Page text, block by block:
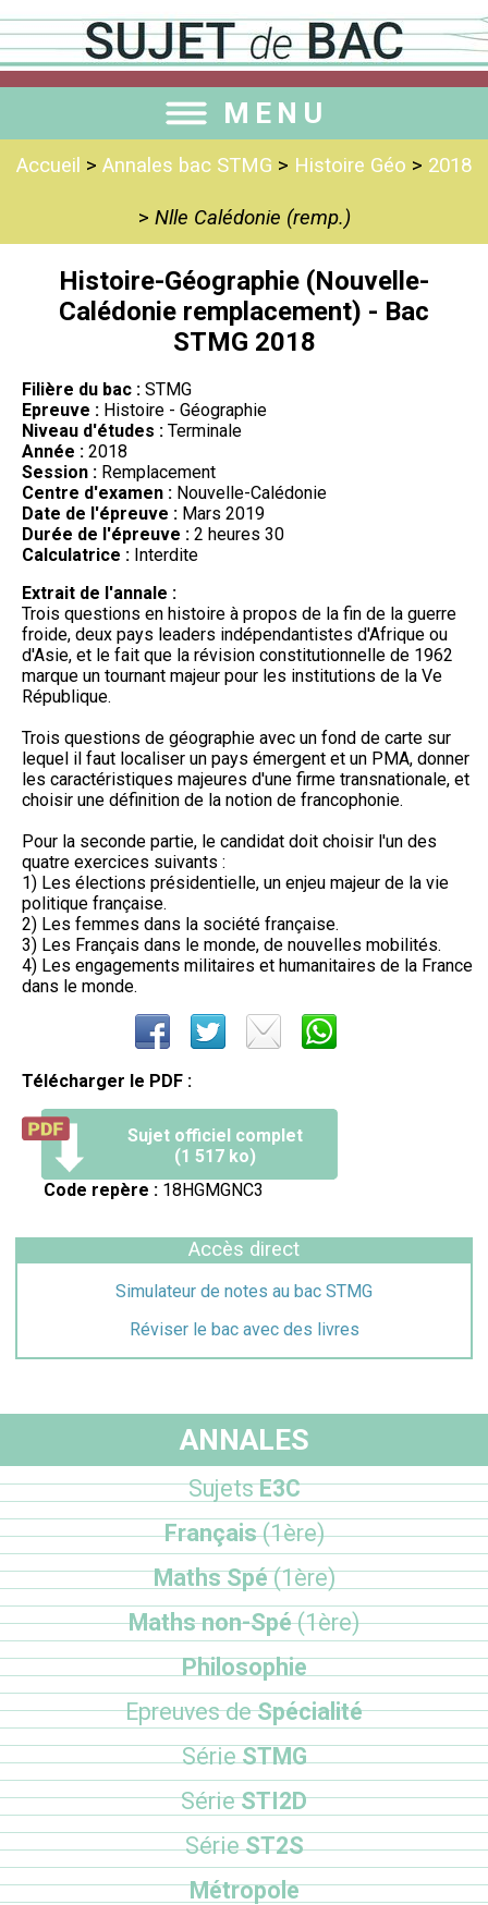
MENU
Accueil > Annales bac STMG > Histoire Géo > 2018
> Nlle Calédonie (remp.)
Histoire-Géographie (Nouvelle-
Calédonie remplacement) - Bac
STMG 2018
Filière du bac : STMG
Epreuve : Histoire - Géographie
Niveau d'études : Terminale
Année : 2018
Session : Remplacement
Centre d'examen : Nouvelle-Calédonie
Date de l'épreuve : Mars 2019
Durée de l'épreuve : 2 heures 30
Calculatrice : Interdite
Extrait de l'annale :
Trois questions en histoire à propos de la fin de la guerre
froide, deux pays leaders indépendantistes d'Afrique ou
d'Asie, et le fait que la révision constitutionnelle de 1962
marque un tournant majeur pour les institutions de la Ve
République.
Trois questions de géographie avec un fond de carte sur
lequel il faut localiser un pays émergent et un PMA, donner
les caractéristiques majeures d'une firme transnationale, et
choisir une définition de la notion de francophonie.
Pour la seconde partie, le candidat doit choisir l'un des
quatre exercices suivants :
1) Les élections présidentielle, un enjeu majeur de la vie
politique française.
2) Les femmes dans la société française.
3) Les Français dans le monde, de nouvelles mobilités.
4) Les engagements militaires et humanitaires de la France
dans le monde.
Télécharger le PDF :
Sujet officiel complet
(1 517 ko)
Code repère : 18HGMGNC3
Accès direct
Simulateur de notes au bac STMG
Réviser le bac avec des livres
ANNALES
SujetsE3C
Français(1ère)
Maths Spé(1ère)
Maths non-Spé(1ère)
Philosophie
Epreuves deSpécialité
SérieSTMG
SérieSTI2D
SérieST2S
Métropole